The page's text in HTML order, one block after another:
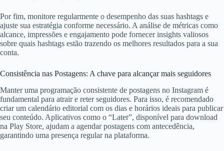
Por fim, monitore regularmente o desempenho das suas hashtags e
ajuste sua estratégia conforme necessário. A análise de métricas como
alcance, impressões e engajamento pode fornecer insights valiosos
sobre quais hashtags estão trazendo os melhores resultados para a sua
conta.
Consistência nas Postagens: A chave para alcançar mais seguidores
Manter uma programação consistente de postagens no Instagram é
fundamental para atrair e reter seguidores. Para isso, é recomendado
criar um calendário editorial com os dias e horários ideais para publicar
seu conteúdo. Aplicativos como o “Later”, disponível para download
na Play Store, ajudam a agendar postagens com antecedência,
garantindo uma presença regular na plataforma.